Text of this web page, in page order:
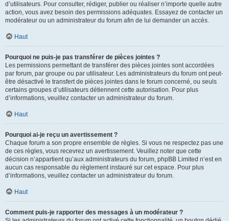
d’utilisateurs. Pour consulter, rédiger, publier ou réaliser n’importe quelle autre
action, vous avez besoin des permissions adéquates. Essayez de contacter un
modérateur ou un administrateur du forum afin de lui demander un accès.
Haut
Pourquoi ne puis-je pas transférer de pièces jointes ?
Les permissions permettant de transférer des pièces jointes sont accordées
par forum, par groupe ou par utilisateur. Les administrateurs du forum ont peut-
être désactivé le transfert de pièces jointes dans le forum concerné, ou seuls
certains groupes d’utilisateurs détiennent cette autorisation. Pour plus
d’informations, veuillez contacter un administrateur du forum.
Haut
Pourquoi ai-je reçu un avertissement ?
Chaque forum a son propre ensemble de règles. Si vous ne respectez pas une
de ces règles, vous recevrez un avertissement. Veuillez noter que cette
décision n’appartient qu’aux administrateurs du forum, phpBB Limited n’est en
aucun cas responsable du règlement instauré sur cet espace. Pour plus
d’informations, veuillez contacter un administrateur du forum.
Haut
Comment puis-je rapporter des messages à un modérateur ?